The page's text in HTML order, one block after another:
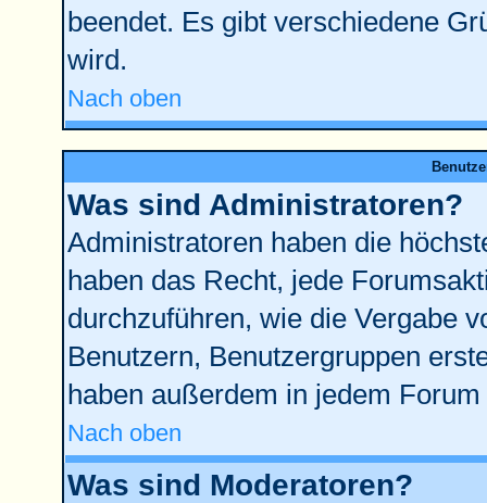
beendet. Es gibt verschiedene
wird.
Nach oben
Was sind Administratoren?
Administratoren haben die
haben das Recht, jede
durchzuführen, wie die Vergabe
Benutzern, Benutzergruppen
haben außerdem in jedem
Nach oben
Was sind Moderatoren?